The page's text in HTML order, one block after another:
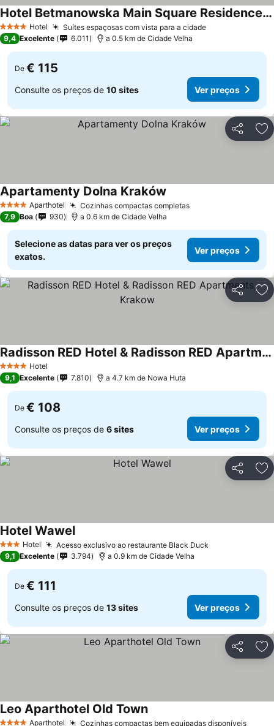
4 EstrelasHotel Suítes espaçosas com vista para a cidade
Hotel Betmanowska Main Square Residence Adults Only
9,4 Excelente 6.011 a 0.5 km de Cidade Velha
De € 115
Consulte os preços de 10 sites Ver preços
Partilhar
4 EstrelasAparthotel Cozinhas compactas completas
Apartamenty Dolna Kraków
7,9 Boa 930 a 0.6 km de Cidade Velha
Selecione as datas para ver os preços
exatos.
Ver preços
Partilhar
4 EstrelasHotel
Radisson RED Hotel & Radisson RED Apartments, Krakow
9,1 Excelente 7.810 a 4.7 km de Nowa Huta
De € 108
Consulte os preços de 6 sites Ver preços
Partilhar
3 EstrelasHotel Acesso exclusivo ao restaurante Black Duck
Hotel Wawel
9,1 Excelente 3.794 a 0.9 km de Cidade Velha
De € 111
Consulte os preços de 13 sites Ver preços
Partilhar
Aparthotel Cozinhas compactas bem equipadas disponíveis
Leo Aparthotel Old Town